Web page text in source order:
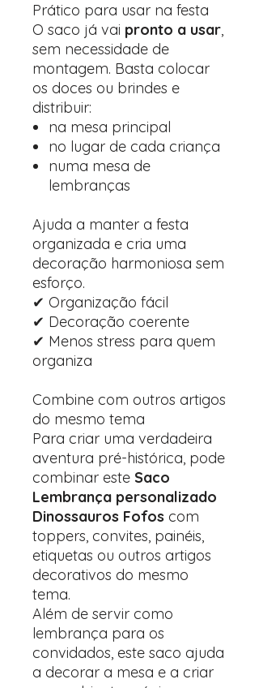
Prático para usar na festa
O saco já vai pronto a usar,
sem necessidade de
montagem. Basta colocar
os doces ou brindes e
distribuir:
na mesa principal
no lugar de cada criança
numa mesa de
lembranças
Ajuda a manter a festa
organizada e cria uma
decoração harmoniosa sem
esforço.
✔ Organização fácil
✔ Decoração coerente
✔ Menos stress para quem
organiza
Combine com outros artigos
do mesmo tema
Para criar uma verdadeira
aventura pré-histórica, pode
combinar este Saco
Lembrança personalizado
Dinossauros Fofos com
toppers, convites, painéis,
etiquetas ou outros artigos
decorativos do mesmo
tema.
Além de servir como
lembrança para os
convidados, este saco ajuda
a decorar a mesa e a criar